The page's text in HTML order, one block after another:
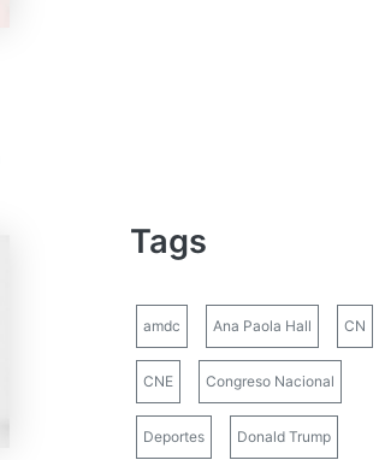
Tags
amdc Ana Paola Hall CN
CNE Congreso Nacional
Deportes Donald Trump